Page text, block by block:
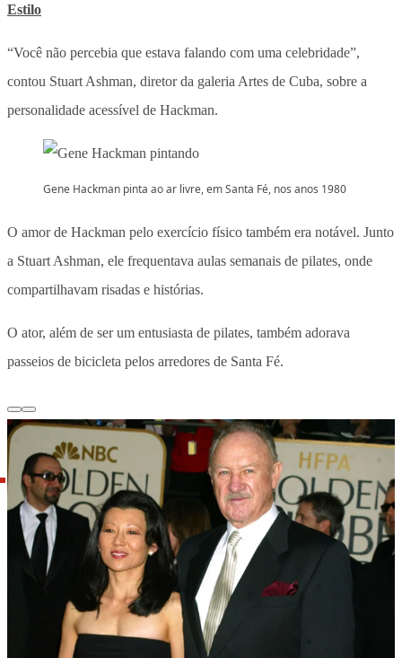
Estilo
“Você não percebia que estava falando com uma celebridade”,
contou Stuart Ashman, diretor da galeria Artes de Cuba, sobre a
personalidade acessível de Hackman.
Gene Hackman pinta ao ar livre, em Santa Fé, nos anos 1980
O amor de Hackman pelo exercício físico também era notável. Junto
a Stuart Ashman, ele frequentava aulas semanais de pilates, onde
compartilhavam risadas e histórias.
O ator, além de ser um entusiasta de pilates, também adorava
passeios de bicicleta pelos arredores de Santa Fé.